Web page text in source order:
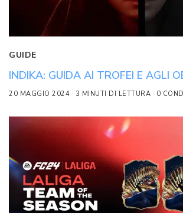
GUIDE
INDIKA: GUIDA AI TROFEI E AGLI
20 MAGGIO 2024 3 MINUTI DI LETTURA 0